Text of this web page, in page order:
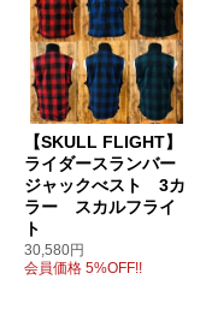
【SKULL FLIGHT】
ライダースランバー
ジャックべスト 3カ
ラー スカルフライ
ト
30,580円
会員価格 5%OFF!!